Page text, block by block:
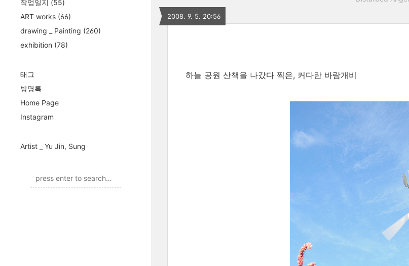
작업일지 (55)
ART works (66)
drawing _ Painting (260)
exhibition (78)
태그
방명록
Home Page
Instagram
Artist _ Yu Jin, Sung
2008. 9. 5. 20:56
하늘 공원 산책을 나갔다 찍은, 커다란 바람개비